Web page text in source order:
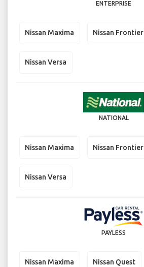
ENTERPRISE
Nissan Maxima Nissan Frontier
Nissan Versa
NATIONAL
Nissan Maxima Nissan Frontier
Nissan Versa
PAYLESS
Nissan Maxima Nissan Quest